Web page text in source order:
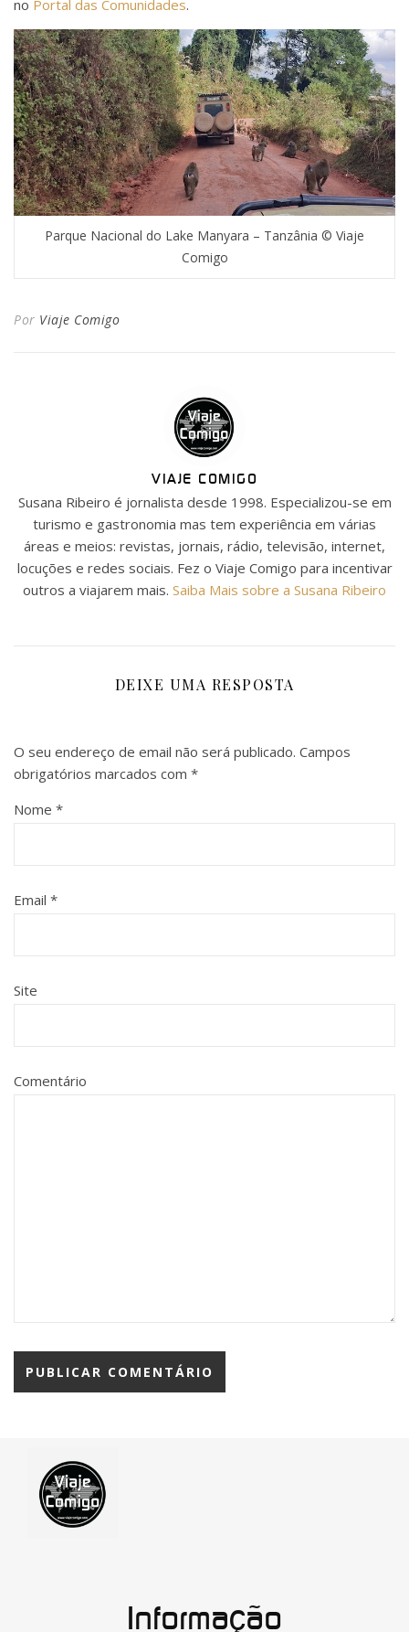
no Portal das Comunidades.
Parque Nacional do Lake Manyara – Tanzânia © Viaje
Comigo
Por Viaje Comigo
VIAJE COMIGO
Susana Ribeiro é jornalista desde 1998. Especializou-se em
turismo e gastronomia mas tem experiência em várias
áreas e meios: revistas, jornais, rádio, televisão, internet,
locuções e redes sociais. Fez o Viaje Comigo para incentivar
outros a viajarem mais. Saiba Mais sobre a Susana Ribeiro
DEIXE UMA RESPOSTA
O seu endereço de email não será publicado. Campos
obrigatórios marcados com *
Nome *
Email *
Site
Comentário
Informação